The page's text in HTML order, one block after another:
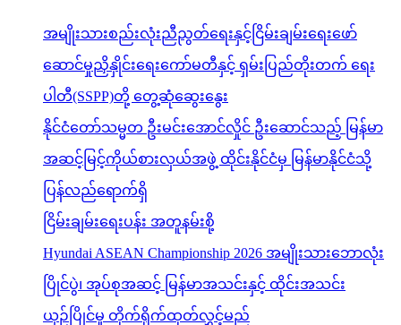
အမျိုးသားစည်းလုံးညီညွတ်ရေးနှင့်ငြိမ်းချမ်းရေးဖော်
ဆောင်မှုညှိနှိုင်းရေးကော်မတီနှင့် ရှမ်းပြည်တိုးတက် ရေး
ပါတီ(SSPP)တို့ တွေ့ဆုံဆွေးနွေး
နိုင်ငံတော်သမ္မတ ဦးမင်းအောင်လှိုင် ဦးဆောင်သည့် မြန်မာ
အဆင့်မြင့်ကိုယ်စားလှယ်အဖွဲ့ ထိုင်းနိုင်ငံမှ မြန်မာနိုင်ငံသို့
ပြန်လည်ရောက်ရှိ
ငြိမ်းချမ်းရေးပန်း အတူနမ်းစို့
Hyundai ASEAN Championship 2026 အမျိုးသားဘောလုံး
ပြိုင်ပွဲ၊ အုပ်စုအဆင့် မြန်မာအသင်းနှင့် ထိုင်းအသင်း
ယှဉ်ပြိုင်မှု တိုက်ရိုက်ထုတ်လွှင့်မည်